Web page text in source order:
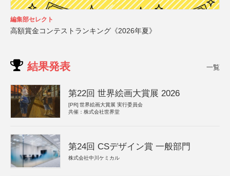
編集部セレクト
高額賞金コンテストランキング《2026年夏》
結果発表 一覧
第22回 世界絵画大賞展 2026
[PR] 世界絵画大賞展 実行委員会
共催：株式会社世界堂
第24回 CSデザイン賞 一般部門
株式会社中川ケミカル